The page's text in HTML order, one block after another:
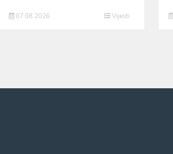
07.08.2026 Vijesti